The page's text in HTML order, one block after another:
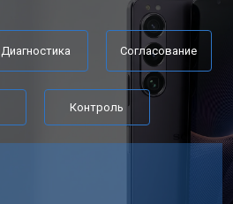
Диагностика Согласование
Контроль